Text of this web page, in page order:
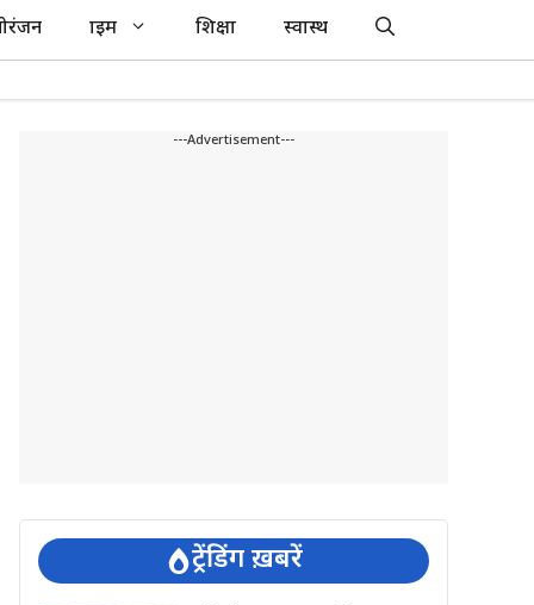
क्राइम शिक्षा स्वास्थ
---Advertisement---
ट्रेंडिंग ख़बरें